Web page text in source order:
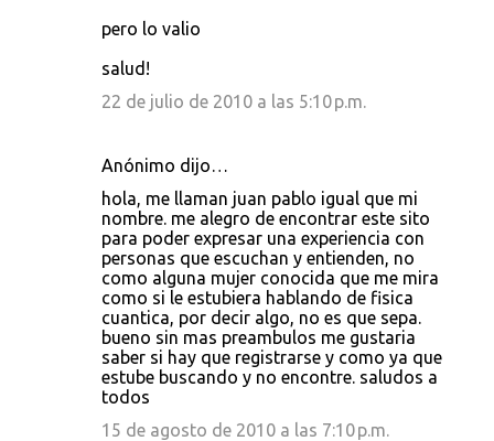
pero lo valio
salud!
22 de julio de 2010 a las 5:10 p.m.
Anónimo dijo…
hola, me llaman juan pablo igual que mi
nombre. me alegro de encontrar este sito
para poder expresar una experiencia con
personas que escuchan y entienden, no
como alguna mujer conocida que me mira
como si le estubiera hablando de fisica
cuantica, por decir algo, no es que sepa.
bueno sin mas preambulos me gustaria
saber si hay que registrarse y como ya que
estube buscando y no encontre. saludos a
todos
15 de agosto de 2010 a las 7:10 p.m.